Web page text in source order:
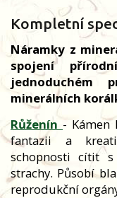
Kompletní
Náramky z
spojení
jednoduchém
minerálních
Růženín - Kámen
fantazii a
schopnosti cítit
strachy. Působí
reprodukční